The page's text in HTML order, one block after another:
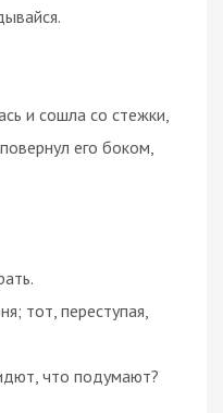
и сошла со стежки,
его боком,
тот, переступая,
что подумают?